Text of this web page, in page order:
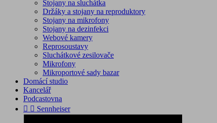
Stojany na sluchátka
Držáky a stojany na reproduktory
Stojany na mikrofony
Stojany na dezinfekci
Webové kamery
Reprosoustavy
Sluchátkové zesilovače
Mikrofony
Mikroportové sady bazar
Domácí studio
Kancelář
Podcastovna
  Sennheiser